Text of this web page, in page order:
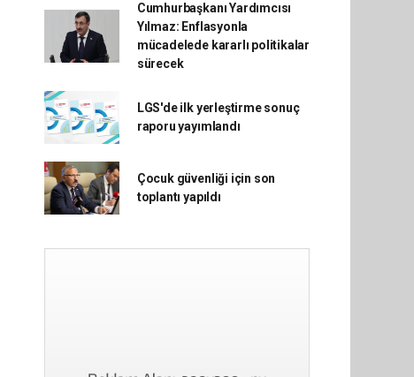
Cumhurbaşkanı Yardımcısı
Yılmaz: Enflasyonla
mücadelede kararlı politikalar
sürecek
LGS'de ilk yerleştirme sonuç
raporu yayımlandı
Çocuk güvenliği için son
toplantı yapıldı